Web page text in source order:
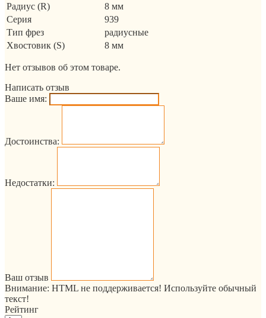
Радиус (R)
8 мм
Серия
939
Тип фрез
радиусные
Хвостовик (S)
8 мм
Нет отзывов об этом товаре.
Написать отзыв
Ваше имя:
Достоинства:
Недостатки:
Ваш отзыв
Внимание: HTML не поддерживается! Используйте обычный
текст!
Рейтинг